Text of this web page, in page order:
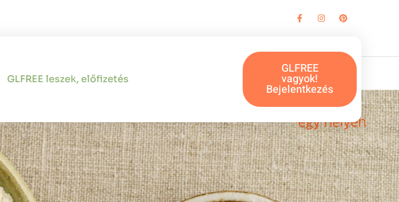
GLFREE leszek, előfizetés
GLFREE
vagyok!
Bejelentkezés